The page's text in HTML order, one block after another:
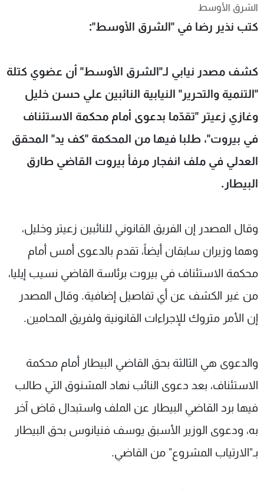
الشرق الأوسط
كتب نذير رضا في "الشرق الأوسط":
كشف مصدر نيابي لـ"الشرق الأوسط" أن عضوي كتلة
"التنمية والتحرير" النيابية النائبين علي حسن خليل
وغازي زعيتر "تقدّما بدعوى أمام محكمة الاستئناف
في بيروت"، طلبا فيها من المحكمة "كف يد" المحقق
العدلي في ملف انفجار مرفأ بيروت القاضي طارق
البيطار.
وقال المصدر إن الفريق القانوني للنائبين زعيتر وخليل،
وهما وزيران سابقان أيضاً، تقدم بالدعوى أمس أمام
محكمة الاستئناف في بيروت برئاسة القاضي نسيب إيليا،
من غير الكشف عن أي تفاصيل إضافية. وقال المصدر
إن الأمر متروك للإجراءات القانونية ولفريق المحامين.
والدعوى هي الثالثة بحق القاضي البيطار أمام محكمة
الاستئناف، بعد دعوى النائب نهاد المشنوق التي طالب
فيها برد القاضي البيطار عن الملف واستبدال قاض آخر
به، ودعوى الوزير الأسبق يوسف فنيانوس بحق البيطار
بـ"الارتياب المشروع" من القاضي.
شاهد البرامج
الترددات
عن MTV
لاعلاناتكم
وظائف
تواصل معنا
شروط الإسـتخدام
سياسة الخصوصية